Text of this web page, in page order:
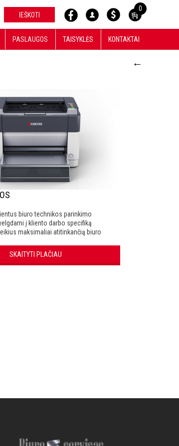
0
PASLAUGOS TAISYKLĖS KONTAKTAI
←
biuro technikos parinkimo
į kliento darbo specifiką
maksimaliai atitinkančią biuro
efektyvų technikos panaudojimą,
užtikrinant spausdinamų dokumentų
apskaita.
SKAITYTI PLAČIAU